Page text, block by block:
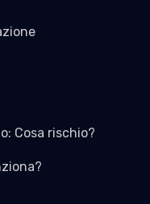
Cosa rischio?